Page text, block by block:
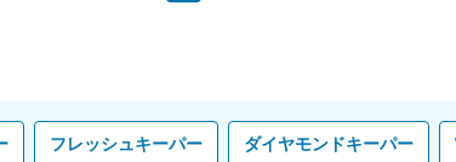
フレッシュキーパー ダイヤモンドキーパー